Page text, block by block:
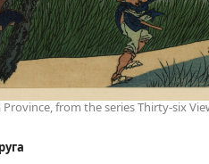
from the series Thirty-six